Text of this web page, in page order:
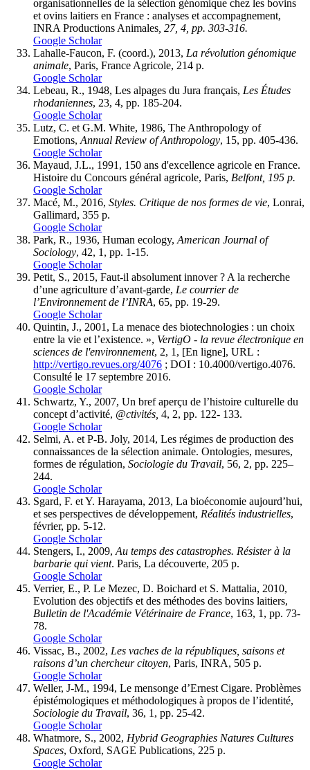
organisationnelles de la sélection génomique chez les bovins
et ovins laitiers en France : analyses et accompagnement,
INRA Productions Animales , 27, 4, pp. 303-316.
Google Scholar
Lahalle-Faucon, F. (coord.), 2013, La révolution génomique
animale, Paris, France Agricole, 214 p.
Google Scholar
Lebeau, R., 1948, Les alpages du Jura français, Les Études
rhodaniennes, 23, 4, pp. 185-204.
Google Scholar
Lutz, C. et G.M. White, 1986, The Anthropology of
Emotions, Annual Review of Anthropology, 15, pp. 405-436.
Google Scholar
Mayaud, J.L., 1991, 150 ans d'excellence agricole en France.
Histoire du Concours général agricole, Paris, Belfont, 195 p.
Google Scholar
Macé, M., 2016, Styles. Critique de nos formes de vie, Lonrai,
Gallimard, 355 p.
Google Scholar
Park, R., 1936, Human ecology, American Journal of
Sociology, 42, 1, pp. 1-15.
Google Scholar
Petit, S., 2015, Faut-il absolument innover ? A la recherche
d’une agriculture d’avant-garde, Le courrier de
l’Environnement de l’INRA, 65, pp. 19-29.
Google Scholar
Quintin, J., 2001, La menace des biotechnologies : un choix
entre la vie et l’existence. », VertigO - la revue électronique en
sciences de l'environnement, 2, 1, [En ligne], URL :
http://vertigo.revues.org/4076 ; DOI : 10.4000/vertigo.4076.
Consulté le 17 septembre 2016.
Google Scholar
Schwartz, Y., 2007, Un bref aperçu de l’histoire culturelle du
concept d’activité, @ctivités, 4, 2, pp. 122- 133.
Google Scholar
Selmi, A. et P-B. Joly, 2014, Les régimes de production des
connaissances de la sélection animale. Ontologies, mesures,
formes de régulation, Sociologie du Travail, 56, 2, pp. 225–
244.
Google Scholar
Sgard, F. et Y. Harayama, 2013, La bioéconomie aujourd’hui,
et ses perspectives de développement, Réalités industrielles,
février, pp. 5-12.
Google Scholar
Stengers, I., 2009, Au temps des catastrophes. Résister à la
barbarie qui vient. Paris, La découverte, 205 p.
Google Scholar
Verrier, E., P. Le Mezec, D. Boichard et S. Mattalia, 2010,
Evolution des objectifs et des méthodes des bovins laitiers,
Bulletin de l'Académie Vétérinaire de France, 163, 1, pp. 73-
78.
Google Scholar
Vissac, B., 2002, Les vaches de la républiques, saisons et
raisons d’un chercheur citoyen, Paris, INRA, 505 p.
Google Scholar
Weller, J-M., 1994, Le mensonge d’Ernest Cigare. Problèmes
épistémologiques et méthodologiques à propos de l’identité,
Sociologie du Travail, 36, 1, pp. 25-42.
Google Scholar
Whatmore, S., 2002, Hybrid Geographies Natures Cultures
Spaces, Oxford, SAGE Publications, 225 p.
Google Scholar